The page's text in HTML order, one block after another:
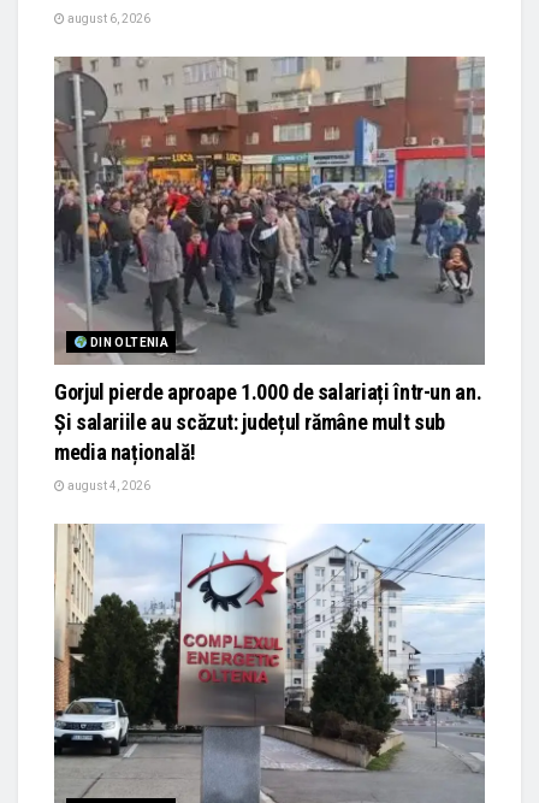
august 6, 2026
DIN OLTENIA
Gorjul pierde aproape 1.000 de salariați într-un an.
Și salariile au scăzut: județul rămâne mult sub
media națională!
august 4, 2026